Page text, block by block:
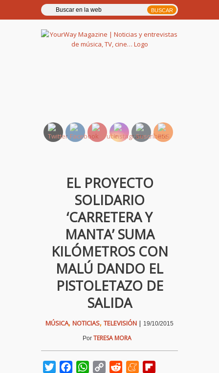
EL PROYECTO
SOLIDARIO
‘CARRETERA Y
MANTA’ SUMA
KILÓMETROS CON
MALÚ DANDO EL
PISTOLETAZO DE
SALIDA
MÚSICA, NOTICIAS, TELEVISIÓN | 19/10/2015
Por TERESA MORA
TwitterFacebookWhatsApp
Copy
Reddit Meneame